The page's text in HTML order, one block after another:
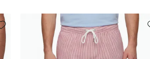
Toevoegen aan favorieten